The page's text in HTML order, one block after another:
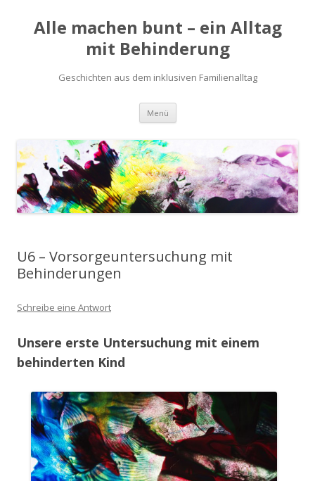
Alle machen bunt – ein Alltag
mit Behinderung
Geschichten aus dem inklusiven Familienalltag
Menü Zum
springen
U6 – Vorsorgeuntersuchung mit
Behinderungen
Schreibe eine Antwort
Unsere erste Untersuchung mit einem
behinderten Kind